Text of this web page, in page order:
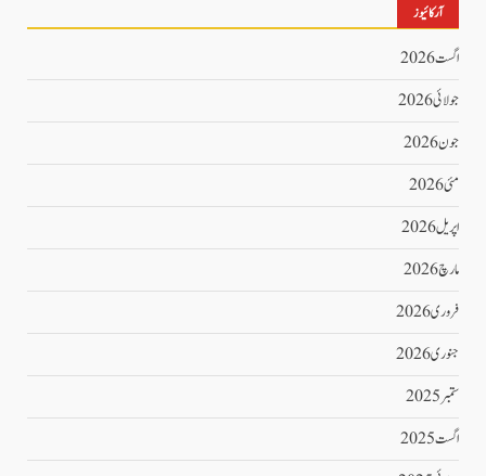
آرکائیوز
اگست 2026
جولائی 2026
جون 2026
مئی 2026
اپریل 2026
مارچ 2026
فروری 2026
جنوری 2026
ستمبر 2025
اگست 2025